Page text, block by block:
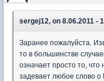
sergej12, on 8.06.2011 -
Заранее пожалуйста.
то в большинстве
означает просто то, что
задевает любое слово